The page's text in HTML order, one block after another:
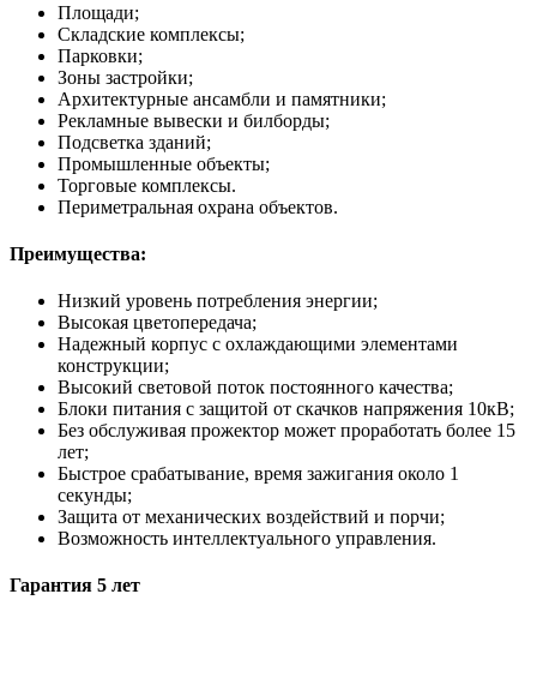
Площади;
Складские комплексы;
Парковки;
Зоны застройки;
Архитектурные ансамбли и памятники;
Рекламные вывески и билборды;
Подсветка зданий;
Промышленные объекты;
Торговые комплексы.
Периметральная охрана объектов.
Преимущества:
Низкий уровень потребления энергии;
Высокая цветопередача;
Надежный корпус с охлаждающими элементами
конструкции;
Высокий световой поток постоянного качества;
Блоки питания с защитой от скачков напряжения 10кВ;
Без обслуживая прожектор может проработать более 15
лет;
Быстрое срабатывание, время зажигания около 1
секунды;
Защита от механических воздействий и порчи;
Возможность интеллектуального управления.
Гарантия 5 лет